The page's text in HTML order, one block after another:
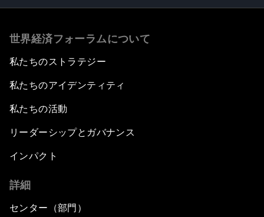
世界経済フォーラムについて
私たちのストラテジー
私たちのアイデンティティ
私たちの活動
リーダーシップとガバナンス
インパクト
詳細
センター（部門）